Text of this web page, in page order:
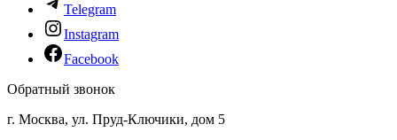
Telegram
Instagram
Facebook
Обратный звонок
г. Москва, ул. Пруд-Ключики, дом 5